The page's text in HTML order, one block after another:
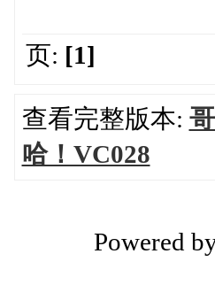
页: [1]
查看完整版本:
哈！VC028
Powered